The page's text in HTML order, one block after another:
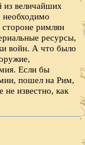
из величайших
римлян
ресурсы,
войн. А что было
Если бы
пошел на Рим,
не известно, как